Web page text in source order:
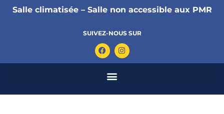
Salle climatisée – Salle non accessible aux PMR
SUIVEZ-NOUS SUR